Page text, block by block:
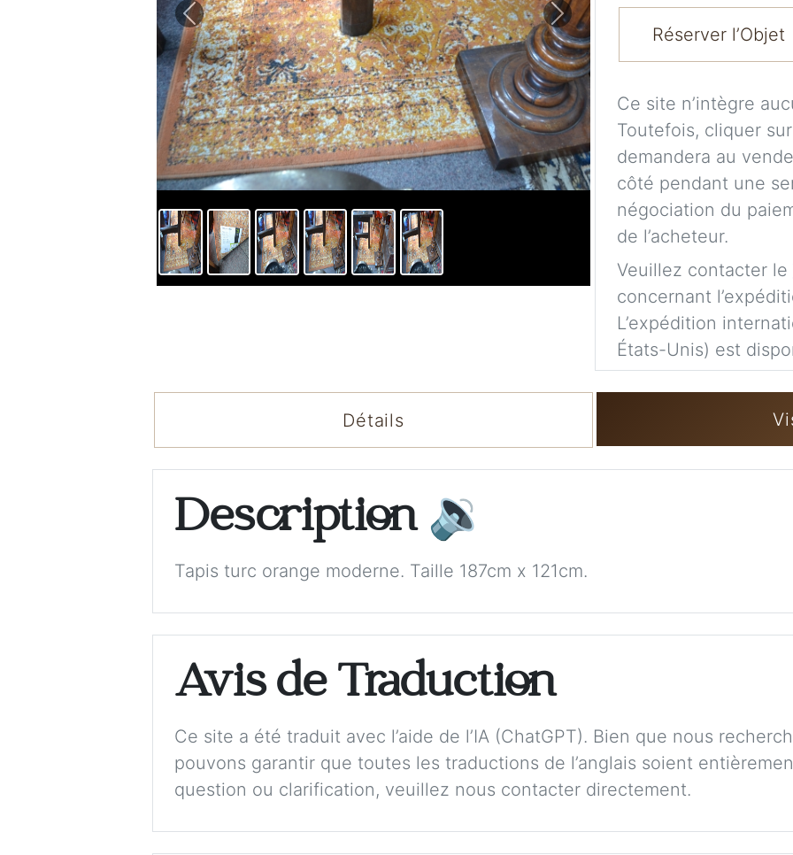
Previous Next Réserver l’Objet
Ce site n’intègre
Toutefois, cliquer
demandera au
côté pendant une
négociation du
de l’acheteur.
Veuillez contacter le
concernant
L’expédition
États-Unis) est
Détails
Description 🔉
Tapis turc orange moderne. Taille 187cm x 121cm.
Avis de Traduction
Ce site a été traduit avec l’aide de l’IA (ChatGPT). Bien que nous
pouvons garantir que toutes les traductions de l’anglais soient
question ou clarification, veuillez nous contacter directement.